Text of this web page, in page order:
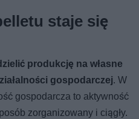
staje się
produkcję na własne
gospodarczej. W
gospodarcza to aktywność
zorganizowany i ciągły.